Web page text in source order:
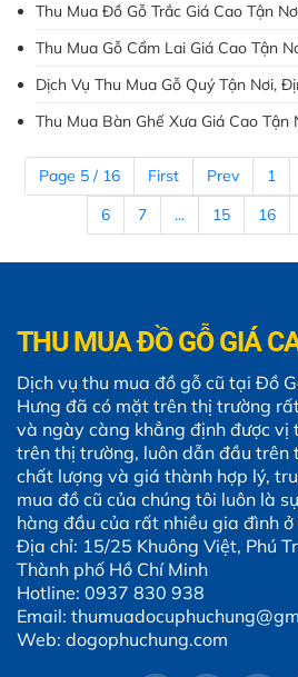
Thu Mua Đồ Gỗ Trắc Giá Cao Tận
Thu Mua Gỗ Cẩm Lai Giá Cao Tận
Dịch Vụ Thu Mua Gỗ Quý Tận Nơi,
Thu Mua Bàn Ghế Xưa Giá Cao Tận
Page 5 / 16 First Prev 1
6
7 ... 15 16
THU MUA ĐỒ GỖ GIÁ
Dịch vụ thu mua đồ gỗ cũ tại Đồ
Hưng đã có mặt trên thị trường
và ngày càng khẳng định được vị
trên thị trường, luôn dẫn đầu trên
chất lượng và giá thành hợp lý,
mua đồ cũ của chúng tôi luôn là
hàng đầu của rất nhiều gia đình ở
Địa chỉ: 15/25 Khuông Việt, Phú
Thành phố Hồ Chí Minh
Hotline: 0937 830 938
Email:
Web: dogophuchung.com